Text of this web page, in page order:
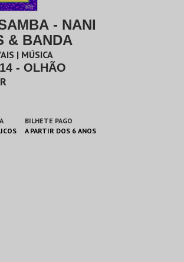
- NANI
& BANDA
| MÚSICA
- OLHÃO
BILHETE PAGO
A PARTIR DOS 6 ANOS